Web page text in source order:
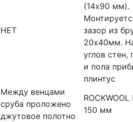
НЕТ
(14х90 мм).
зазор из
20х40мм.
углов стен,
и пола
плинтус
Между венцами
сруба проложено
джутовое полотно
150 мм